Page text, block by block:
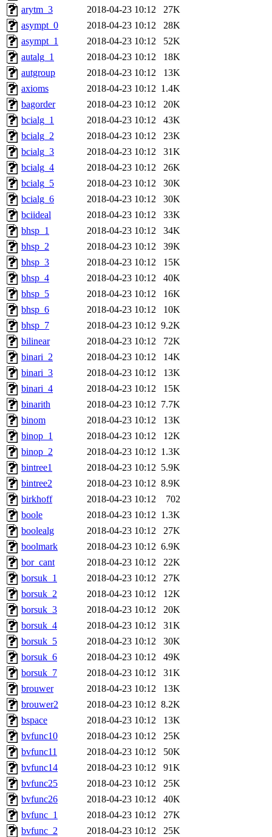
arytm_3
2018-04-23 10:12
27K
asympt_0
2018-04-23 10:12
28K
asympt_1
2018-04-23 10:12
52K
autalg_1
2018-04-23 10:12
18K
autgroup
2018-04-23 10:12
13K
axioms
2018-04-23 10:12 1.4K
bagorder
2018-04-23 10:12
20K
bcialg_1
2018-04-23 10:12
43K
bcialg_2
2018-04-23 10:12
23K
bcialg_3
2018-04-23 10:12
31K
bcialg_4
2018-04-23 10:12
26K
bcialg_5
2018-04-23 10:12
30K
bcialg_6
2018-04-23 10:12
30K
bciideal
2018-04-23 10:12
33K
bhsp_1
2018-04-23 10:12
34K
bhsp_2
2018-04-23 10:12
39K
bhsp_3
2018-04-23 10:12
15K
bhsp_4
2018-04-23 10:12
40K
bhsp_5
2018-04-23 10:12
16K
bhsp_6
2018-04-23 10:12
10K
bhsp_7
2018-04-23 10:12 9.2K
bilinear
2018-04-23 10:12
72K
binari_2
2018-04-23 10:12
14K
binari_3
2018-04-23 10:12
13K
binari_4
2018-04-23 10:12
15K
binarith
2018-04-23 10:12 7.7K
binom
2018-04-23 10:12
13K
binop_1
2018-04-23 10:12
12K
binop_2
2018-04-23 10:12 1.3K
bintree1
2018-04-23 10:12 5.9K
bintree2
2018-04-23 10:12 8.9K
birkhoff
2018-04-23 10:12
702
boole
2018-04-23 10:12 1.3K
boolealg
2018-04-23 10:12
27K
boolmark
2018-04-23 10:12 6.9K
bor_cant
2018-04-23 10:12
22K
borsuk_1
2018-04-23 10:12
27K
borsuk_2
2018-04-23 10:12
12K
borsuk_3
2018-04-23 10:12
20K
borsuk_4
2018-04-23 10:12
31K
borsuk_5
2018-04-23 10:12
30K
borsuk_6
2018-04-23 10:12
49K
borsuk_7
2018-04-23 10:12
31K
brouwer
2018-04-23 10:12
13K
brouwer2
2018-04-23 10:12 8.2K
bspace
2018-04-23 10:12
13K
bvfunc10
2018-04-23 10:12
25K
bvfunc11
2018-04-23 10:12
50K
bvfunc14
2018-04-23 10:12
91K
bvfunc25
2018-04-23 10:12
25K
bvfunc26
2018-04-23 10:12
40K
bvfunc_1
2018-04-23 10:12
27K
bvfunc_2
2018-04-23 10:12
25K